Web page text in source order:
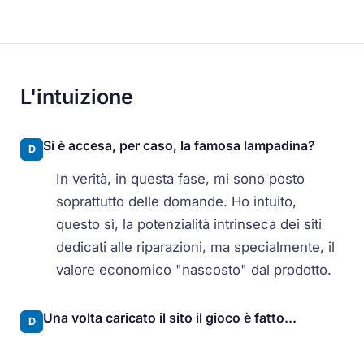
L'intuizione
D Si è accesa, per caso, la famosa lampadina?
In verità, in questa fase, mi sono posto
soprattutto delle domande. Ho intuito,
questo sì, la potenzialità intrinseca dei siti
dedicati alle riparazioni, ma specialmente, il
valore economico "nascosto" dal prodotto.
D Una volta caricato il sito il gioco è fatto...